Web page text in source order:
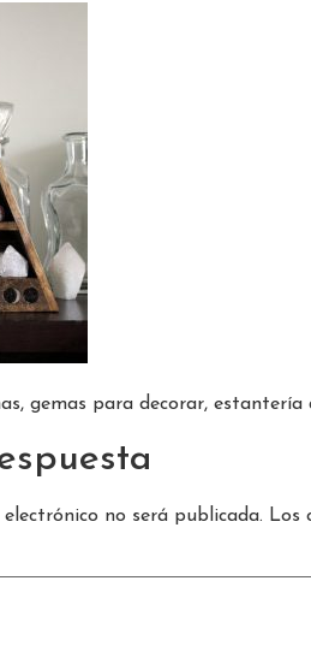
gemas para decorar,
electrónico no será publicada. Los